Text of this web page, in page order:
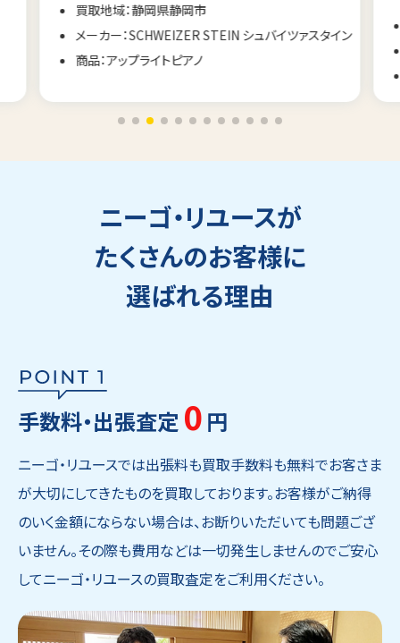
買取地域：静岡県静岡市
メーカー：SCHWEIZER STEIN シュバイツァスタイン
商品：アップライトピアノ
ニーゴ・リユースが
たくさんのお客様に
選ばれる理由
手数料・出張査定 0 円
ニーゴ・リユースでは出張料も買取手数料も無料でお客さま
が大切にしてきたものを買取しております。お客様がご納得
のいく金額にならない場合は、お断りいただいても問題ござ
いません。その際も費用などは一切発生しませんのでご安心
してニーゴ・リユースの買取査定をご利用ください。